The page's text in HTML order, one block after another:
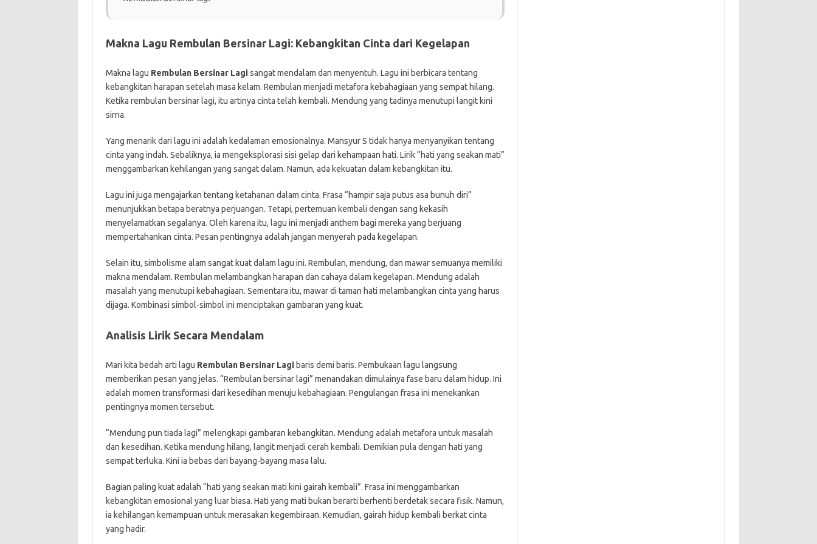
Makna Lagu Rembulan Bersinar Lagi: Kebangkitan Cinta dari Kegelapan
Makna lagu Rembulan Bersinar Lagisangat mendalam dan menyentuh. Lagu ini berbicara tentang
kebangkitan harapan setelah masa kelam. Rembulan menjadi metafora kebahagiaan yang sempat hilang.
Ketika rembulan bersinar lagi, itu artinya cinta telah kembali. Mendung yang tadinya menutupi langit kini
sirna.
Yang menarik dari lagu ini adalah kedalaman emosionalnya. Mansyur S tidak hanya menyanyikan tentang
cinta yang indah. Sebaliknya, ia mengeksplorasi sisi gelap dari kehampaan hati. Lirik “hati yang seakan mati”
menggambarkan kehilangan yang sangat dalam. Namun, ada kekuatan dalam kebangkitan itu.
Lagu ini juga mengajarkan tentang ketahanan dalam cinta. Frasa “hampir saja putus asa bunuh diri”
menunjukkan betapa beratnya perjuangan. Tetapi, pertemuan kembali dengan sang kekasih
menyelamatkan segalanya. Oleh karena itu, lagu ini menjadi anthem bagi mereka yang berjuang
mempertahankan cinta. Pesan pentingnya adalah jangan menyerah pada kegelapan.
Selain itu, simbolisme alam sangat kuat dalam lagu ini. Rembulan, mendung, dan mawar semuanya memiliki
makna mendalam. Rembulan melambangkan harapan dan cahaya dalam kegelapan. Mendung adalah
masalah yang menutupi kebahagiaan. Sementara itu, mawar di taman hati melambangkan cinta yang harus
dijaga. Kombinasi simbol-simbol ini menciptakan gambaran yang kuat.
Analisis Lirik Secara Mendalam
Mari kita bedah arti lagu Rembulan Bersinar Lagibaris demi baris. Pembukaan lagu langsung
memberikan pesan yang jelas. “Rembulan bersinar lagi” menandakan dimulainya fase baru dalam hidup. Ini
adalah momen transformasi dari kesedihan menuju kebahagiaan. Pengulangan frasa ini menekankan
pentingnya momen tersebut.
“Mendung pun tiada lagi” melengkapi gambaran kebangkitan. Mendung adalah metafora untuk masalah
dan kesedihan. Ketika mendung hilang, langit menjadi cerah kembali. Demikian pula dengan hati yang
sempat terluka. Kini ia bebas dari bayang-bayang masa lalu.
Bagian paling kuat adalah “hati yang seakan mati kini gairah kembali”. Frasa ini menggambarkan
kebangkitan emosional yang luar biasa. Hati yang mati bukan berarti berhenti berdetak secara fisik. Namun,
ia kehilangan kemampuan untuk merasakan kegembiraan. Kemudian, gairah hidup kembali berkat cinta
yang hadir.